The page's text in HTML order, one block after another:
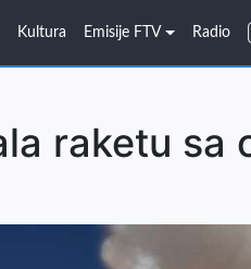
Kultura Emisije FTV Radio
raketu sa